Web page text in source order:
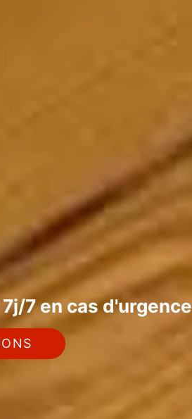
7 en cas d'urgence